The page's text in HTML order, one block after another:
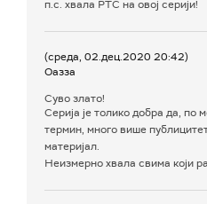
п.с. хвала РТС на овој серији!
(среда, 02.дец.2020 20:42)
Оазза
Суво злато!
Серија је толико добра да, по
термин, много више
материјал.
Неизмерно хвала свима који